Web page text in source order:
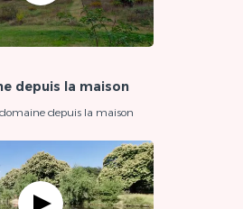
depuis la maison
depuis la maison